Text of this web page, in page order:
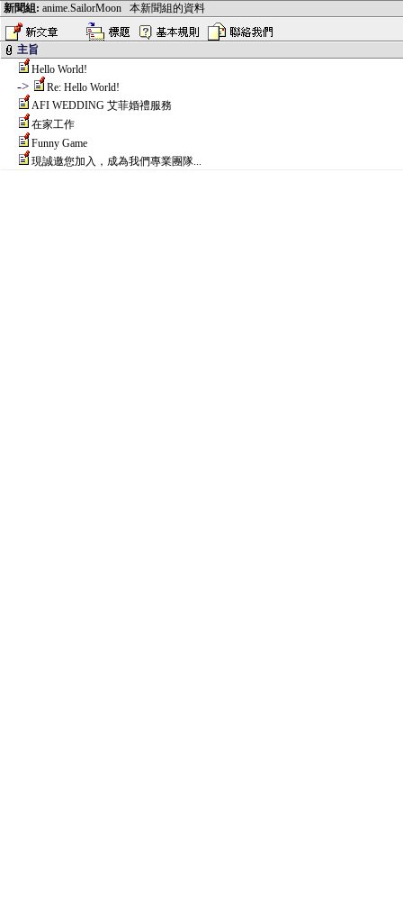
新聞組: anime.SailorMoon 本新聞組的資料
主旨
Hello World!
->
Re: Hello World!
AFI WEDDING 艾菲婚禮服務
在家工作
Funny Game
現誠邀您加入，成為我們專業團隊...